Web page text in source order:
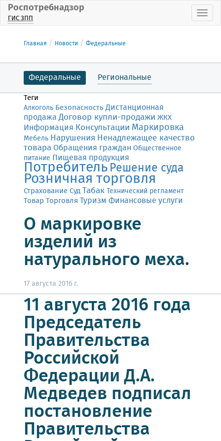
Роспотребнадзор
ГИС ЗПП
Главная Новости Федеральные
Федеральные Региональные
Теги
Алкоголь БезопасностьДистанционная
продажа Договор купли-продажи ЖКХ
Информация Консультации Маркировка
Мебель Нарушения Ненадлежащее качество
товара Обращения граждан Общественное
питание Пищевая продукция
ПотребительРешение суда
Розничная торговля
СтрахованиеСудТабакТехнический регламент
Товар Торговля Туризм Финансовые услуги
О маркировке
изделий из
натурального меха.
17 августа 2016 г.
11 августа 2016 года
Председатель
Правительства
Российской
Федерации Д.А.
Медведев подписал
постановление
Правительства